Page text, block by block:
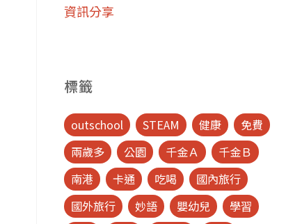
資訊分享
標籤
outschool STEAM 健康
免費
兩歲多
公園 千金Ａ
千金Ｂ
南港
卡通 吃喝
國內旅行
國外旅行
妙語 嬰幼兒
學習